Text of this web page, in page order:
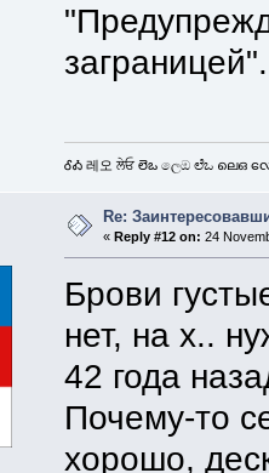
заграницей".
ᎴᎣ 레오 ਲੇਓ లెఒ ලෙඔ ಲೆಒ ലെഒ လ
Re:
«Reply #12 on: 24
Брови
нет, на х..
42 года
Почему-то
хорошо,